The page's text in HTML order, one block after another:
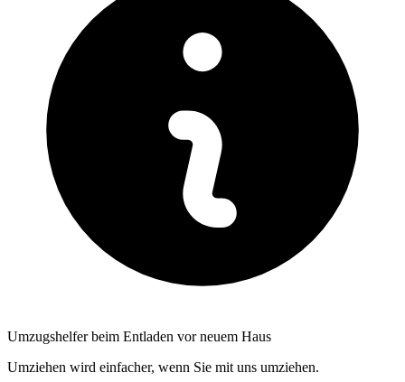
Umzugshelfer beim Entladen vor neuem Haus
Umziehen wird einfacher, wenn Sie mit uns umziehen.